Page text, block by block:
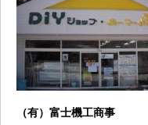
（有）富士機工商事